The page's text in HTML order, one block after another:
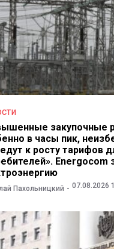
закупочные
в часы пик,
к росту тарифов
Energocom
Пахольницкий 07.08.2026